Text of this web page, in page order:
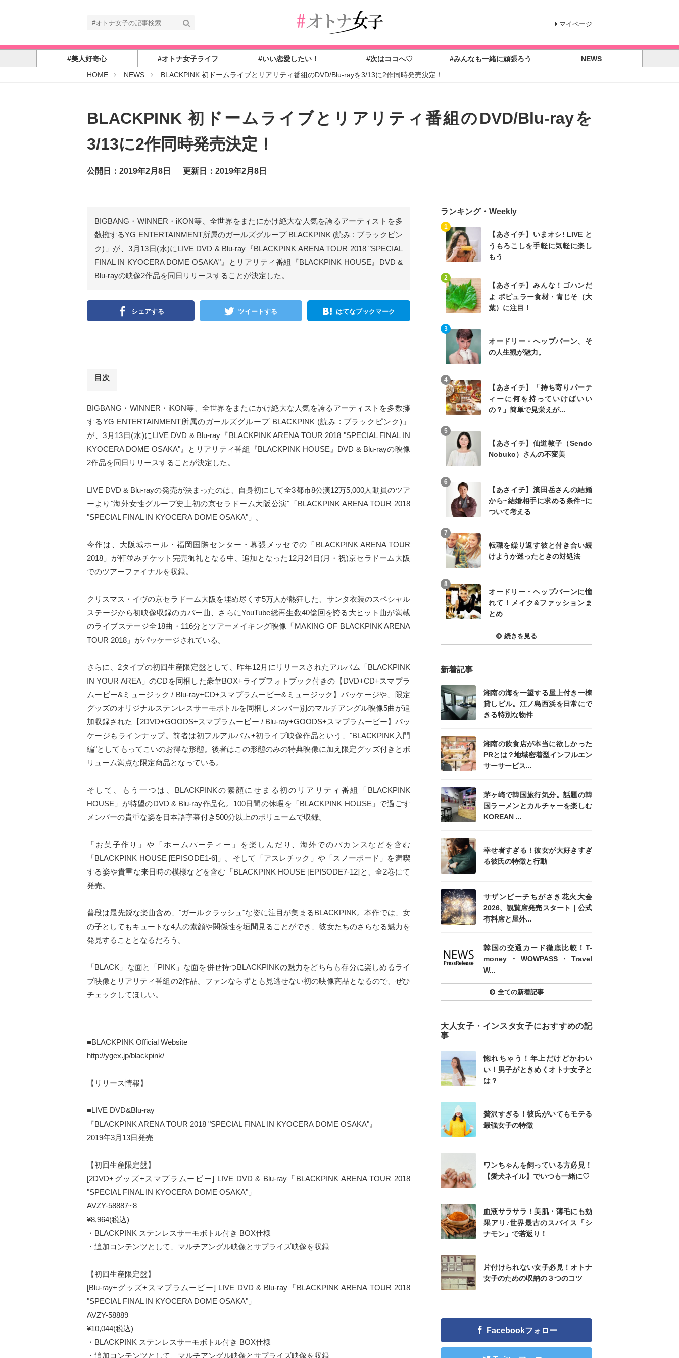
マイページ
#美人好奇心 #オトナ女子ライフ #いい恋愛したい！ #次はココへ♡ #みんなも一緒に頑張ろう
NEWS
HOME#
NEWS BLACKPINK 初ドームライブとリアリティ番組のDVD/Blu-rayを3/13に2作同時発売決定！
BLACKPINK 初ドームライブとリアリティ番組のDVD/Blu-rayを
3/13に2作同時発売決定！
公開日：2019年2月8日 更新日：2019年2月8日
BIGBANG・WINNER・iKON等、全世界をまたにかけ絶大な人気を誇るアーティストを多
数擁するYG ENTERTAINMENT所属のガールズグループ BLACKPINK (読み : ブラックピン
ク)」が、3月13日(水)にLIVE DVD & Blu-ray『BLACKPINK ARENA TOUR 2018 "SPECIAL
FINAL IN KYOCERA DOME OSAKA"』とリアリティ番組『BLACKPINK HOUSE』DVD &
Blu-rayの映像2作品を同日リリースすることが決定した。
シェアする ツイートする はてなブックマーク
目次
BIGBANG・WINNER・iKON等、全世界をまたにかけ絶大な人気を誇るアーティストを多数擁
するYG ENTERTAINMENT所属のガールズグループ BLACKPINK (読み : ブラックピンク)」
が、3月13日(水)にLIVE DVD & Blu-ray『BLACKPINK ARENA TOUR 2018 "SPECIAL FINAL IN
KYOCERA DOME OSAKA"』とリアリティ番組『BLACKPINK HOUSE』DVD & Blu-rayの映像
2作品を同日リリースすることが決定した。
LIVE DVD & Blu-rayの発売が決まったのは、自身初にして全3都市8公演12万5,000人動員のツア
ーより"海外女性グループ史上初の京セラドーム大阪公演"「BLACKPINK ARENA TOUR 2018
"SPECIAL FINAL IN KYOCERA DOME OSAKA"」。
今作は、大阪城ホール・福岡国際センター・幕張メッセでの「BLACKPINK ARENA TOUR
2018」が軒並みチケット完売御礼となる中、追加となった12月24日(月・祝)京セラドーム大阪
でのツアーファイナルを収録。
クリスマス・イヴの京セラドーム大阪を埋め尽くす5万人が熱狂した、サンタ衣装のスペシャル
ステージから初映像収録のカバー曲、さらにYouTube総再生数40億回を誇る大ヒット曲が満載
のライブステージ全18曲・116分とツアーメイキング映像「MAKING OF BLACKPINK ARENA
TOUR 2018」がパッケージされている。
さらに、2タイプの初回生産限定盤として、昨年12月にリリースされたアルバム「BLACKPINK
IN YOUR AREA」のCDを同梱した豪華BOX+ライブフォトブック付きの【DVD+CD+スマプラ
ムービー&ミュージック / Blu-ray+CD+スマプラムービー&ミュージック】パッケージや、限定
グッズのオリジナルステンレスサーモボトルを同梱しメンバー別のマルチアングル映像5曲が追
加収録された【2DVD+GOODS+スマプラムービー / Blu-ray+GOODS+スマプラムービー】パッ
ケージもラインナップ。前者は初フルアルバム+初ライブ映像作品という、"BLACKPINK入門
編"としてもってこいのお得な形態。後者はこの形態のみの特典映像に加え限定グッズ付きとボ
リューム満点な限定商品となっている。
そして、もう一つは、BLACKPINKの素顔にせまる初のリアリティ番組「BLACKPINK
HOUSE」が待望のDVD & Blu-ray作品化。100日間の休暇を「BLACKPINK HOUSE」で過ごす
メンバーの貴重な姿を日本語字幕付き500分以上のボリュームで収録。
「お菓子作り」や「ホームパーティー」を楽しんだり、海外でのバカンスなどを含む
「BLACKPINK HOUSE [EPISODE1-6]」。そして「アスレチック」や「スノーボード」を満喫
する姿や貴重な来日時の模様などを含む「BLACKPINK HOUSE [EPISODE7-12]と、全2巻にて
発売。
普段は最先鋭な楽曲含め、"ガールクラッシュ"な姿に注目が集まるBLACKPINK。本作では、女
の子としてもキュートな4人の素顔や関係性を垣間見ることができ、彼女たちのさらなる魅力を
発見することとなるだろう。
「BLACK」な面と「PINK」な面を併せ持つBLACKPINKの魅力をどちらも存分に楽しめるライ
ブ映像とリアリティ番組の2作品。ファンならずとも見逃せない初の映像商品となるので、ぜひ
チェックしてほしい。
■BLACKPINK Official Website
http://ygex.jp/blackpink/
【リリース情報】
■LIVE DVD&Blu-ray
『BLACKPINK ARENA TOUR 2018 "SPECIAL FINAL IN KYOCERA DOME OSAKA"』
2019年3月13日発売
【初回生産限定盤】
[2DVD+グッズ+スマプラムービー] LIVE DVD & Blu-ray「BLACKPINK ARENA TOUR 2018
"SPECIAL FINAL IN KYOCERA DOME OSAKA"」
AVZY-58887~8
¥8,964(税込)
・BLACKPINK ステンレスサーモボトル付き BOX仕様
・追加コンテンツとして、マルチアングル映像とサプライズ映像を収録
【初回生産限定盤】
[Blu-ray+グッズ+スマプラムービー] LIVE DVD & Blu-ray「BLACKPINK ARENA TOUR 2018
"SPECIAL FINAL IN KYOCERA DOME OSAKA"」
AVZY-58889
¥10,044(税込)
・BLACKPINK ステンレスサーモボトル付き BOX仕様
・追加コンテンツとして、マルチアングル映像とサプライズ映像を収録
ランキング・Weekly
【あさイチ】いまオシ! LIVE と
うもろこしを手軽に気軽に楽し
もう
1
【あさイチ】みんな！ゴハンだ
よ ポピュラー食材・青じそ（大
葉）に注目！
2
オードリー・ヘップバーン、そ
の人生観が魅力。
3
【あさイチ】「持ち寄りパーテ
ィーに何を持っていけばいい
の？」簡単で見栄えが...
4
【あさイチ】仙道敦子（Sendo
Nobuko）さんの不変美
5
【あさイチ】濱田岳さんの結婚
から~結婚相手に求める条件~に
ついて考える
6
転職を繰り返す彼と付き合い続
けようか迷ったときの対処法
7
オードリー・ヘップバーンに憧
れて！メイク&ファッションま
とめ
8
続きを見る
新着記事
湘南の海を一望する屋上付き一棟
貸しビル。江ノ島西浜を日常にで
きる特別な物件
湘南の飲食店が本当に欲しかった
PRとは？地域密着型インフルエン
サーサービス...
茅ヶ崎で韓国旅行気分。話題の韓
国ラーメンとカルチャーを楽しむ
KOREAN ...
幸せ者すぎる！彼女が大好きすぎ
る彼氏の特徴と行動
サザンビーチちがさき花火大会
2026、観覧席発売スタート｜公式
有料席と屋外...
韓国の交通カード徹底比較！T-
money・WOWPASS・Travel
W...
全ての新着記事
大人女子・インスタ女子におすすめの記
事
惚れちゃう！年上だけどかわい
い！男子がときめくオトナ女子と
は？
贅沢すぎる！彼氏がいてもモテる
最強女子の特徴
ワンちゃんを飼っている方必見！
【愛犬ネイル】でいつも一緒に♡
血液サラサラ！美肌・薄毛にも効
果アリ♪世界最古のスパイス「シ
ナモン」で若返り！
片付けられない女子必見！オトナ
女子のための収納の３つのコツ
Facebookフォロー